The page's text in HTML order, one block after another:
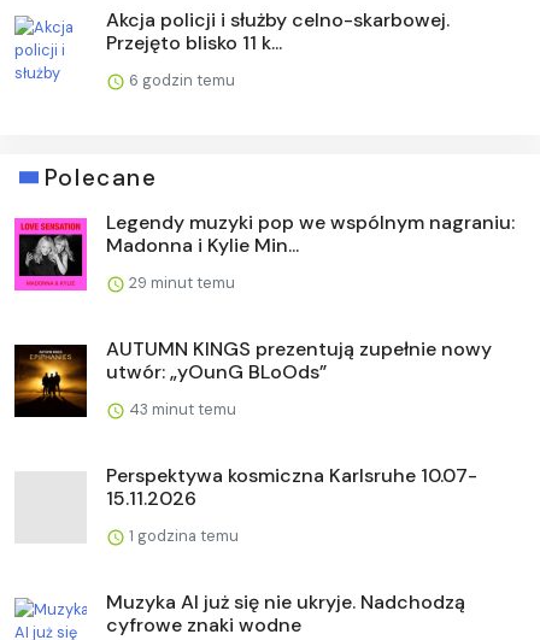
Akcja policji i służby celno-skarbowej.
Przejęto blisko 11 k...
6 godzin temu
Polecane
Legendy muzyki pop we wspólnym nagraniu:
Madonna i Kylie Min...
29 minut temu
AUTUMN KINGS prezentują zupełnie nowy
utwór: „yOunG BLoOds”
43 minut temu
Perspektywa kosmiczna Karlsruhe 10.07-
15.11.2026
1 godzina temu
Muzyka AI już się nie ukryje. Nadchodzą
cyfrowe znaki wodne